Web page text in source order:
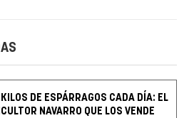
DE ESPÁRRAGOS CADA DÍA: EL
NAVARRO QUE LOS VENDE